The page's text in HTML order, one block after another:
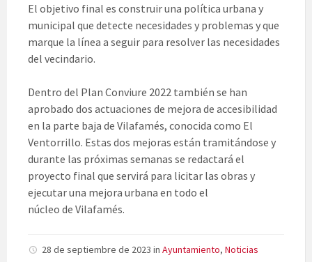
El objetivo final es construir una política urbana y
municipal que detecte necesidades y problemas y que
marque la línea a seguir para resolver las necesidades
del vecindario.
Dentro del Plan Conviure 2022 también se han
aprobado dos actuaciones de mejora de accesibilidad
en la parte baja de Vilafamés, conocida como El
Ventorrillo. Estas dos mejoras están tramitándose y
durante las próximas semanas se redactará el
proyecto final que servirá para licitar las obras y
ejecutar una mejora urbana en todo el
núcleo de Vilafamés.
28 de septiembre de 2023 in Ayuntamiento, Noticias